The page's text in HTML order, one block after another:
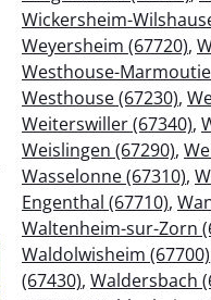
Wickersheim-
Weyersheim (67720),
Westhouse-
Westhouse (67230),
Weiterswiller (67340),
Weislingen (67290),
Wasselonne (67310),
Engenthal (67710),
Waltenheim-sur-Zorn
Waldolwisheim (67700)
(67430), Waldersbach